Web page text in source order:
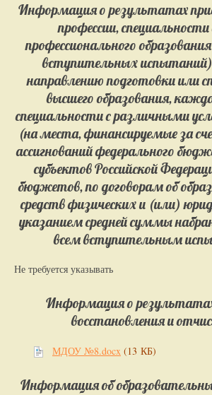
Информация о результатах
профессии, специальности
профессионального
вступительных
направлению подготовки или
высшего образования,
специальности с различными
(на места, финансируемые за
ассигнований федерального
субъектов Российской
бюджетов, по договорам об
средств физических и (или)
указанием средней суммы
всем вступительным
Не требуется указывать
Информация о результатах
восстановления и
МДОУ №8.docx (13 КБ)
Информация об